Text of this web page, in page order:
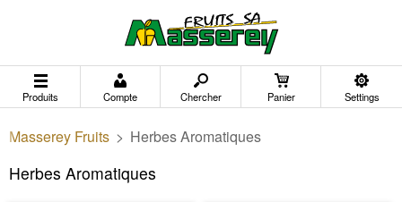
Produits Compte Chercher Panier Settings
Masserey Fruits > Herbes Aromatiques
Herbes Aromatiques